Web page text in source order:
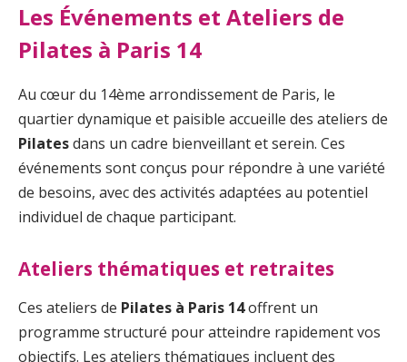
Les Événements et Ateliers de
Pilates à Paris 14
Au cœur du 14ème arrondissement de Paris, le
quartier dynamique et paisible accueille des ateliers de
Pilatesdans un cadre bienveillant et serein. Ces
événements sont conçus pour répondre à une variété
de besoins, avec des activités adaptées au potentiel
individuel de chaque participant.
Ateliers thématiques et retraites
Ces ateliers de Pilates à Paris 14offrent un
programme structuré pour atteindre rapidement vos
objectifs. Les ateliers thématiques incluent des